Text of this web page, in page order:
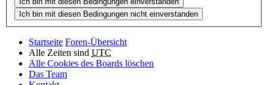
Startseite Foren-Übersicht
Alle Zeiten sind UTC
Alle Cookies des Boards löschen
Das Team